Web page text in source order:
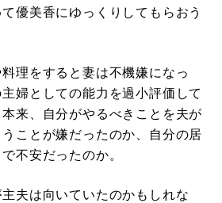
優美香にゆっくりしてもらおう
理をすると妻は不機嫌になっ
婦としての能力を過小評価して
来、自分がやるべきことを夫が
ことが嫌だったのか、自分の居
不安だったのか。
主夫は向いていたのかもしれな